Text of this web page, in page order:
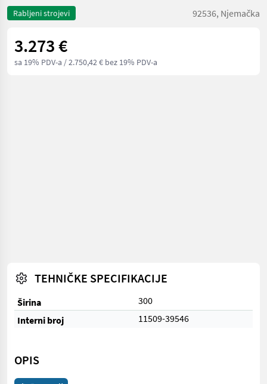
Rabljeni strojevi 92536, Njemačka
3.273 €
sa 19% PDV-a / 2.750,42 € bez 19% PDV-a
TEHNIČKE SPECIFIKACIJE
Širina
300
Interni broj
11509-39546
OPIS